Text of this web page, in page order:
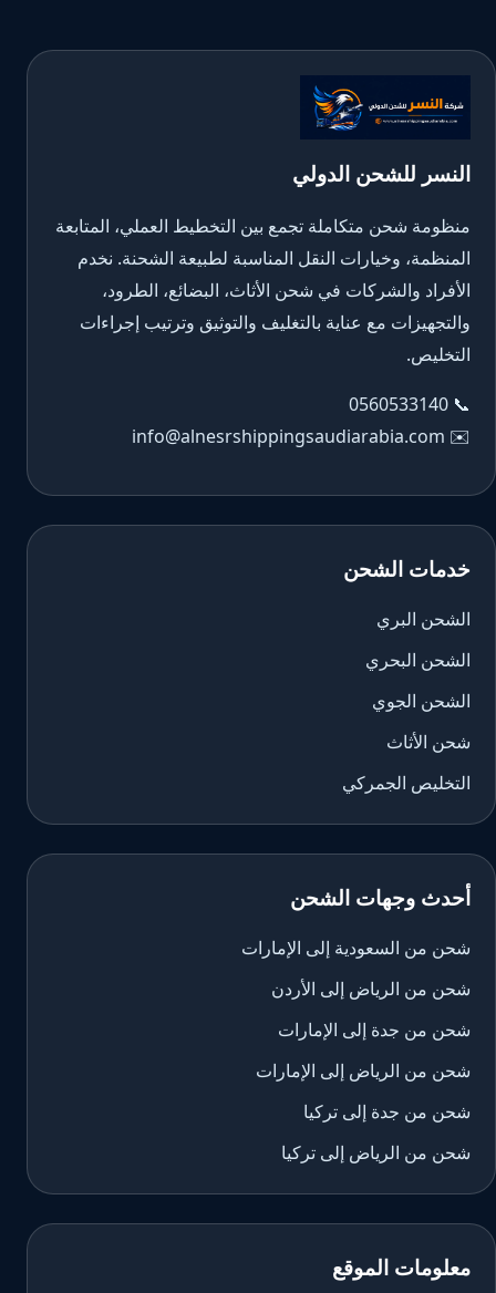
النسر للشحن الدولي
منظومة شحن متكاملة تجمع بين التخطيط العملي، المتابعة
المنظمة، وخيارات النقل المناسبة لطبيعة الشحنة. نخدم
الأفراد والشركات في شحن الأثاث، البضائع، الطرود،
والتجهيزات مع عناية بالتغليف والتوثيق وترتيب إجراءات
التخليص.
📞
0560533140
✉️
info@alnesrshippingsaudiarabia.com
خدمات الشحن
الشحن البري
الشحن البحري
الشحن الجوي
شحن الأثاث
التخليص الجمركي
أحدث وجهات الشحن
شحن من السعودية إلى الإمارات
شحن من الرياض إلى الأردن
شحن من جدة إلى الإمارات
شحن من الرياض إلى الإمارات
شحن من جدة إلى تركيا
شحن من الرياض إلى تركيا
معلومات الموقع